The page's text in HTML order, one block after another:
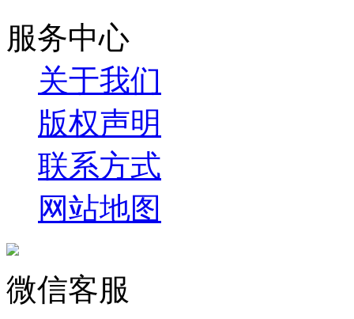
服务中心
关于我们
版权声明
联系方式
网站地图
微信客服